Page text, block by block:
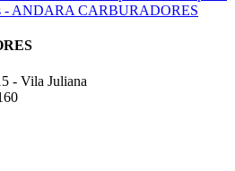
- Vila Juliana